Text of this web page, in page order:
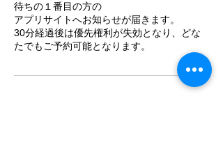
待ちの１番目の方の
アプリサイトへお知らせが届きます。
30分経過後は優先権利が失効となり、どな
たでもご予約可能となります。